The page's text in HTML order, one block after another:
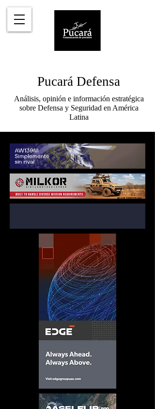
Pucará Defensa
Análisis, opinión e información estratégica
sobre Defensa y Seguridad en América
Latina